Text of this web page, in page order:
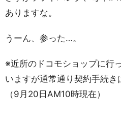
ありますな。
うーん、参った…。
※近所のドコモショップに行
いますが通常通り契約手続き
（9月20日AM10時現在）